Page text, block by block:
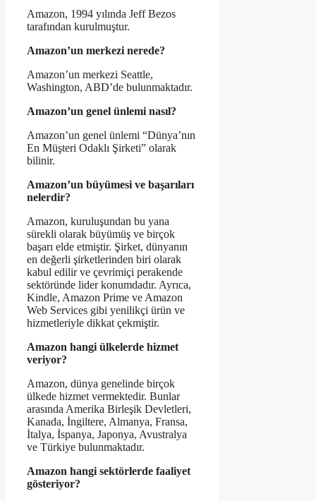
Amazon, 1994 yılında Jeff Bezos
tarafından kurulmuştur.
Amazon’un merkezi nerede?
Amazon’un merkezi Seattle,
Washington, ABD’de bulunmaktadır.
Amazon’un genel ünlemi nasıl?
Amazon’un genel ünlemi “Dünya’nın
En Müşteri Odaklı Şirketi” olarak
bilinir.
Amazon’un büyümesi ve başarıları
nelerdir?
Amazon, kuruluşundan bu yana
sürekli olarak büyümüş ve birçok
başarı elde etmiştir. Şirket, dünyanın
en değerli şirketlerinden biri olarak
kabul edilir ve çevrimiçi perakende
sektöründe lider konumdadır. Ayrıca,
Kindle, Amazon Prime ve Amazon
Web Services gibi yenilikçi ürün ve
hizmetleriyle dikkat çekmiştir.
Amazon hangi ülkelerde hizmet
veriyor?
Amazon, dünya genelinde birçok
ülkede hizmet vermektedir. Bunlar
arasında Amerika Birleşik Devletleri,
Kanada, İngiltere, Almanya, Fransa,
İtalya, İspanya, Japonya, Avustralya
ve Türkiye bulunmaktadır.
Amazon hangi sektörlerde faaliyet
gösteriyor?